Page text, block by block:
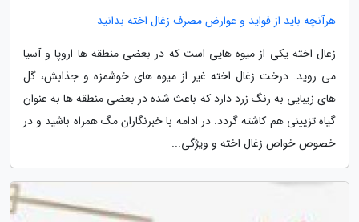
هرآنچه باید از فواید و عوارض مصرف زغال اخته بدانید
زغال اخته یکی از میوه هایی است که در بعضی منطقه ها اروپا و آسیا
می روید. درخت زغال اخته غیر از میوه های خوشمزه و جذابش، گل
های زیبایی به رنگ زرد دارد که باعث شده در بعضی منطقه ها به عنوان
گیاه تزیینی هم کاشته گردد. در ادامه با خبرنگاران مگ همراه باشید و در
خصوص خواص زغال اخته و ویژگی...